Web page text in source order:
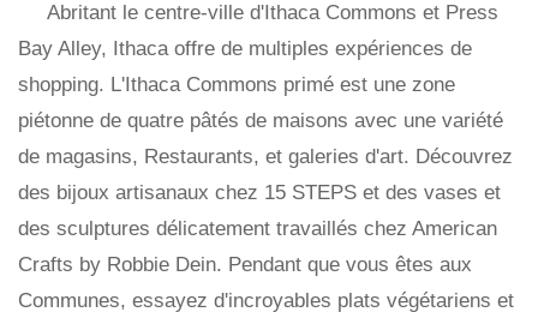
Abritant le centre-ville d'Ithaca Commons et Press
Bay Alley, Ithaca offre de multiples expériences de
shopping. L'Ithaca Commons primé est une zone
piétonne de quatre pâtés de maisons avec une variété
de magasins, Restaurants, et galeries d'art. Découvrez
des bijoux artisanaux chez 15 STEPS et des vases et
des sculptures délicatement travaillés chez American
Crafts by Robbie Dein. Pendant que vous êtes aux
Communes, essayez d'incroyables plats végétariens et